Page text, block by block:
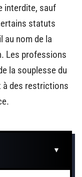
interdite, sauf
statuts
au nom de la
Les professions
la souplesse du
à des restrictions